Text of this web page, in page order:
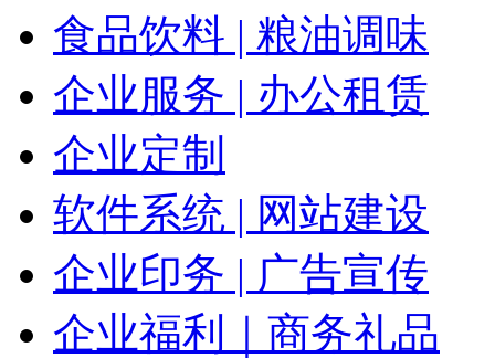
食品饮料 | 粮油调味
企业服务 | 办公租赁
企业定制
软件系统 | 网站建设
企业印务 | 广告宣传
企业福利｜商务礼品